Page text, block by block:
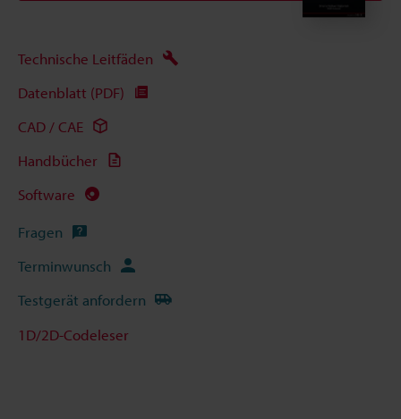
Technische Leitfäden
Datenblatt (PDF)
CAD / CAE
Handbücher
Software
Fragen
Terminwunsch
Testgerät anfordern
1D/2D-Codeleser